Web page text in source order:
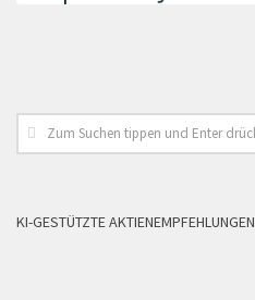
KI-GESTÜTZTE AKTIENEMPFEHLUNGEN